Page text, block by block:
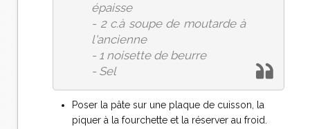
épaisse
- 2 c.à soupe de moutarde à
l'ancienne
- 1 noisette de beurre
- Sel
Poser la pâte sur une plaque de cuisson, la
piquer à la fourchette et la réserver au froid.